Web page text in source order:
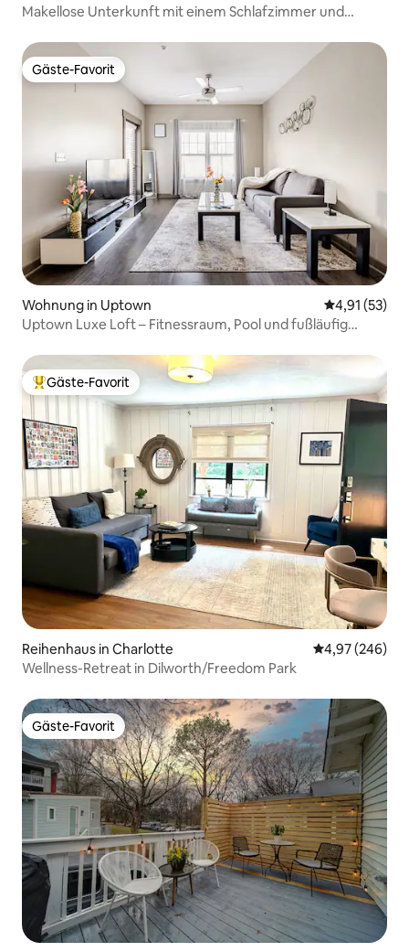
Makellose Unterkunft mit einem Schlafzimmer und
Gäste-Favorit
Gäste-Favorit
Wohnung in Uptown
4,91 (53)
Uptown Luxe Loft – Fitnessraum, Pool und fußläufig
Beliebter Gäste-Favorit.
Gäste-Favorit
Reihenhaus in Charlotte
4,97 (246)
Wellness-Retreat in Dilworth/Freedom Park
Gäste-Favorit
Gäste-Favorit